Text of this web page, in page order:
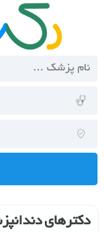
دکترهای